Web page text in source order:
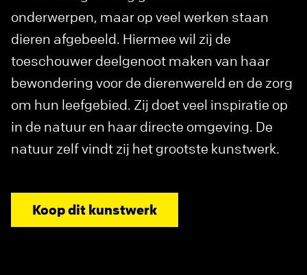
onderwerpen, maar op veel werken staan
dieren afgebeeld. Hiermee wil zij de
toeschouwer deelgenoot maken van haar
bewondering voor de dierenwereld en de zorg
om hun leefgebied. Zij doet veel inspiratie op
in de natuur en haar directe omgeving. De
natuur zelf vindt zij het grootste kunstwerk.
Koop dit kunstwerk